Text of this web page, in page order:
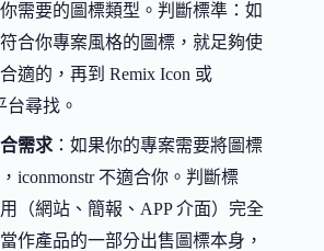
需要的圖標類型。判斷標準：如
合你專案風格的圖標，就足夠使
適的，再到 Remix Icon 或
台尋找。
需求 ：如果你的專案需要將圖標
iconmonstr 不適合你。判斷標
（網站、簡報、APP 介面）完全
作產品的一部分出售圖標本身，